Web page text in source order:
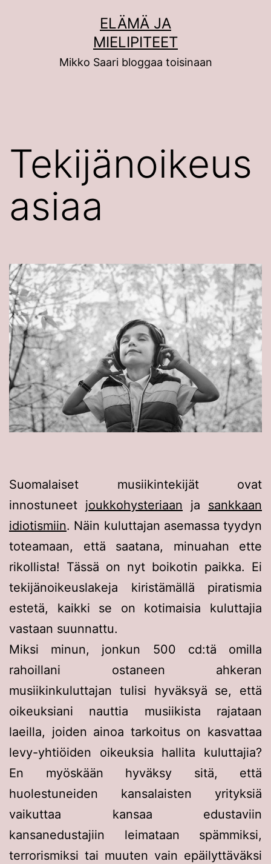
ELÄMÄ JA
MIELIPITEET
Mikko Saari bloggaa toisinaan
Tekijänoikeus
asiaa
Suomalaiset musiikintekijät ovat
innostuneet joukkohysteriaan ja sankkaan
idiotismiin. Näin kuluttajan asemassa tyydyn
toteamaan, että saatana, minuahan ette
rikollista! Tässä on nyt boikotin paikka. Ei
tekijänoikeuslakeja kiristämällä piratismia
estetä, kaikki se on kotimaisia kuluttajia
vastaan suunnattu.
Miksi minun, jonkun 500 cd:tä omilla
rahoillani ostaneen ahkeran
musiikinkuluttajan tulisi hyväksyä se, että
oikeuksiani nauttia musiikista rajataan
laeilla, joiden ainoa tarkoitus on kasvattaa
levy-yhtiöiden oikeuksia hallita kuluttajia?
En myöskään hyväksy sitä, että
huolestuneiden kansalaisten yrityksiä
vaikuttaa kansaa edustaviin
kansanedustajiin leimataan spämmiksi,
terrorismiksi tai muuten vain epäilyttäväksi